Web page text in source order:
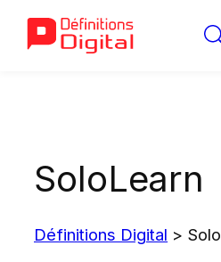
SoloLearn
Définitions Digital >